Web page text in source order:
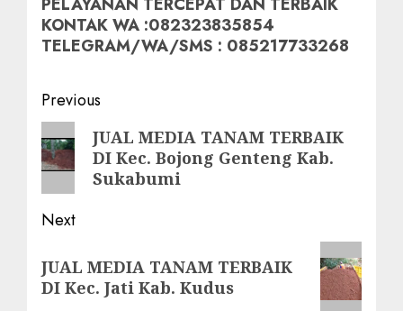
PELAYANAN TERCEPAT DAN TERBAIK
KONTAK WA :082323835854
TELEGRAM/WA/SMS : 085217733268
Post
navigation
Previous
Previous
post:
JUAL MEDIA TANAM TERBAIK
DI Kec. Bojong Genteng Kab.
Sukabumi
Next
post:
JUAL MEDIA TANAM TERBAIK
DI Kec. Jati Kab. Kudus